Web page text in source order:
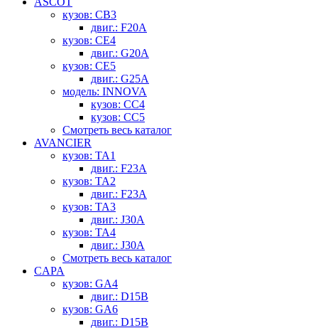
кузов: CB3
двиг.: F20A
кузов: CE4
двиг.: G20A
кузов: CE5
двиг.: G25A
модель: INNOVA
кузов: CC4
кузов: CC5
Смотреть весь каталог
AVANCIER
кузов: TA1
двиг.: F23A
кузов: TA2
двиг.: F23A
кузов: TA3
двиг.: J30A
кузов: TA4
двиг.: J30A
Смотреть весь каталог
CAPA
кузов: GA4
двиг.: D15B
кузов: GA6
двиг.: D15B